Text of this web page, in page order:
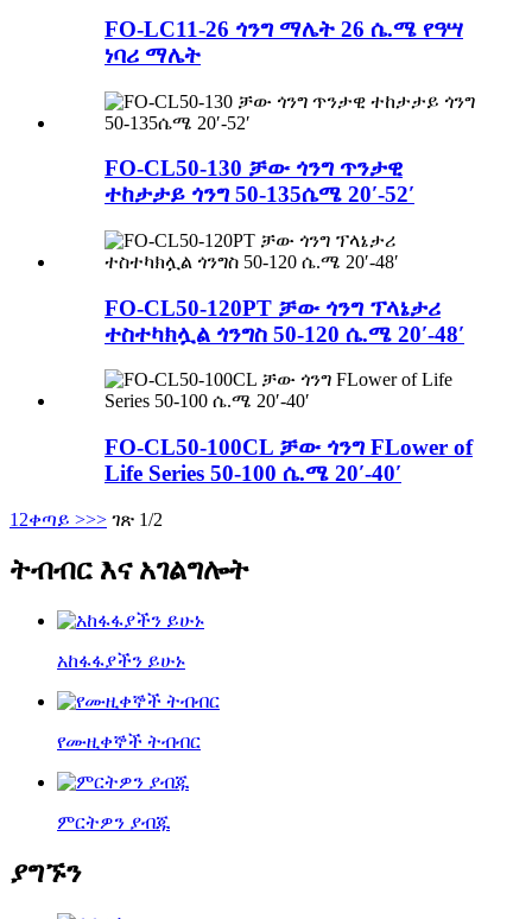
FO-LC11-26 ጎንግ ማሌት 26 ሴ.ሜ የዓሣ
ነባሪ ማሌት
FO-CL50-130 ቻው ጎንግ ጥንታዊ
ተከታታይ ጎንግ 50-135ሴሜ 20′-52′
FO-CL50-120PT ቻው ጎንግ ፕላኔታሪ
ተስተካክሏል ጎንግስ 50-120 ሴ.ሜ 20′-48′
FO-CL50-100CL ቻው ጎንግ FLower of
Life Series 50-100 ሴ.ሜ 20′-40′
1 2ቀጣይ >>> ገጽ 1/2
ትብብር እና አገልግሎት
አከፋፋያችን ይሁኑ
የሙዚቀኞች ትብብር
ምርትዎን ያብጁ
ያግኙን